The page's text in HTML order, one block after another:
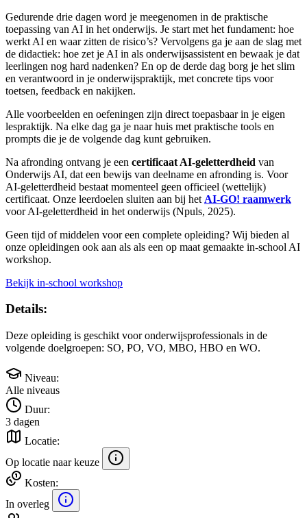
Gedurende drie dagen word je meegenomen in de praktische
toepassing van AI in het onderwijs. Je start met het fundament: hoe
werkt AI en waar zitten de risico’s? Vervolgens ga je aan de slag met
de didactiek: hoe zet je AI in als onderwijsassistent en bewaak je dat
leerlingen nog hard nadenken? En op de derde dag borg je het slim
en verantwoord in je onderwijspraktijk, met concrete tips voor
toetsen, feedback en nakijken.
Alle voorbeelden en oefeningen zijn direct toepasbaar in je eigen
lespraktijk. Na elke dag ga je naar huis met praktische tools en
prompts die je de volgende dag kunt gebruiken.
Na afronding ontvang je een certificaat AI-geletterdheid van
Onderwijs AI, dat een bewijs van deelname en afronding is. Voor
AI-geletterdheid bestaat momenteel geen officieel (wettelijk)
certificaat. Onze leerdoelen sluiten aan bij het AI-GO! raamwerk
voor AI-geletterdheid in het onderwijs (Npuls, 2025).
Geen tijd of middelen voor een complete opleiding? Wij bieden al
onze opleidingen ook aan als als een op maat gemaakte in-school AI
workshop.
Bekijk in-school workshop
Details:
Deze opleiding is geschikt voor onderwijsprofessionals in de
volgende doelgroepen: SO, PO, VO, MBO, HBO en WO.
Niveau:
Alle niveaus
Duur:
3 dagen
Locatie:
Op locatie naar keuze
Kosten:
In overleg